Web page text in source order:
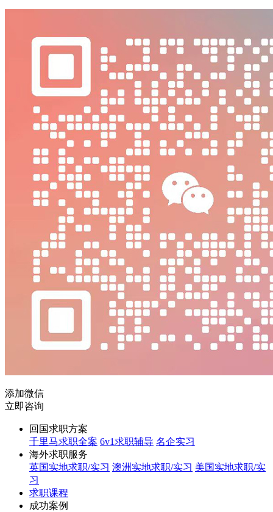
添加微信
立即咨询
回国求职方案
千里马求职全案 6v1求职辅导 名企实习
海外求职服务
英国实地求职/实习 澳洲实地求职/实习 美国实地求职/实
习
求职课程
成功案例